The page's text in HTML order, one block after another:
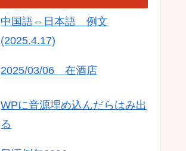
中国語⇔日本語 例文
(2025.4.17)
2025/03/06 在酒店
WPに音源埋め込んだらはみ出
る